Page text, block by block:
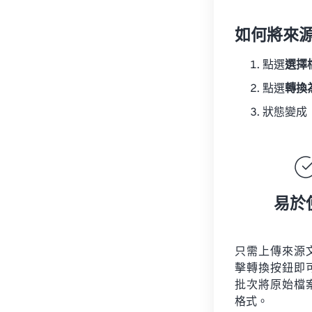
如何將來
點選選擇
點選轉換
狀態變成
易於
只需上傳來源
擊轉換按鈕即
批次將原始檔
格式。